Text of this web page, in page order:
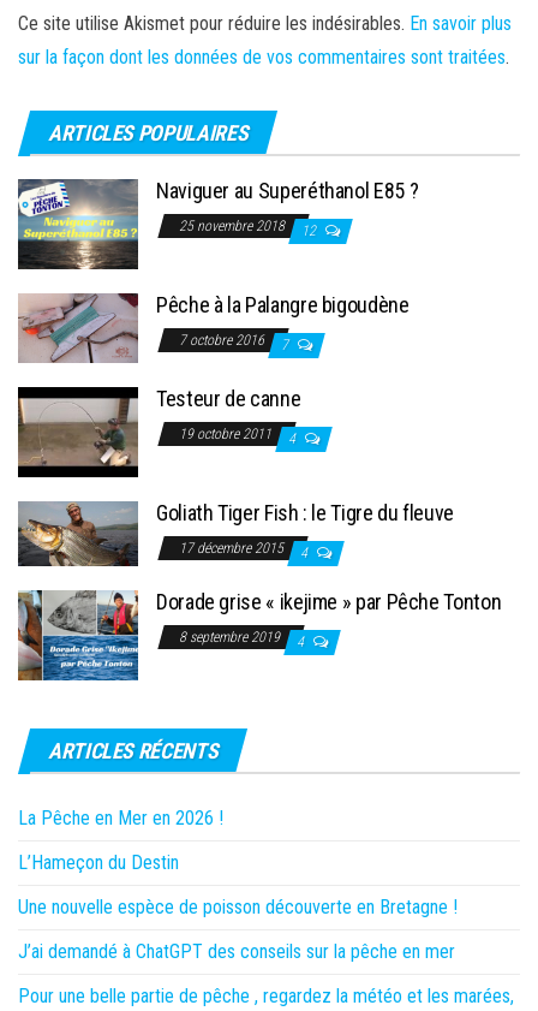
Ce site utilise Akismet pour réduire les indésirables. En savoir plus
sur la façon dont les données de vos commentaires sont traitées.
ARTICLES POPULAIRES
Naviguer au Superéthanol E85 ?
25 novembre 2018 12
Pêche à la Palangre bigoudène
7 octobre 2016 7
Testeur de canne
19 octobre 2011 4
Goliath Tiger Fish : le Tigre du fleuve
17 décembre 2015 4
Dorade grise « ikejime » par Pêche Tonton
8 septembre 2019 4
ARTICLES RÉCENTS
La Pêche en Mer en 2026 !
L’Hameçon du Destin
Une nouvelle espèce de poisson découverte en Bretagne !
J’ai demandé à ChatGPT des conseils sur la pêche en mer
Pour une belle partie de pêche , regardez la météo et les marées,